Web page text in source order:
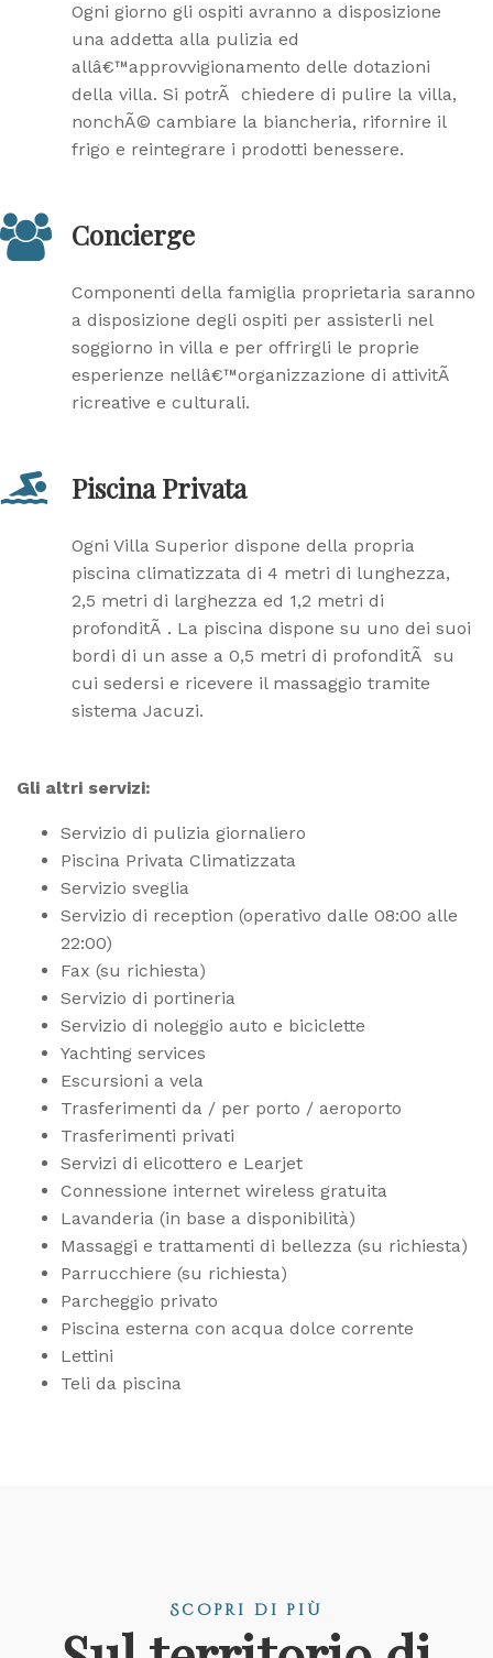
Ogni giorno gli ospiti avranno a disposizione
una addetta alla pulizia ed
allâ€™approvvigionamento delle dotazioni
della villa. Si potrÃ chiedere di pulire la villa,
nonchÃ© cambiare la biancheria, rifornire il
frigo e reintegrare i prodotti benessere.
Concierge
Componenti della famiglia proprietaria saranno
a disposizione degli ospiti per assisterli nel
soggiorno in villa e per offrirgli le proprie
esperienze nellâ€™organizzazione di attivitÃ
ricreative e culturali.
Piscina Privata
Ogni Villa Superior dispone della propria
piscina climatizzata di 4 metri di lunghezza,
2,5 metri di larghezza ed 1,2 metri di
profonditÃ . La piscina dispone su uno dei suoi
bordi di un asse a 0,5 metri di profonditÃ su
cui sedersi e ricevere il massaggio tramite
sistema Jacuzi.
Gli altri servizi:
Servizio di pulizia giornaliero
Piscina Privata Climatizzata
Servizio sveglia
Servizio di reception (operativo dalle 08:00 alle
22:00)
Fax (su richiesta)
Servizio di portineria
Servizio di noleggio auto e biciclette
Yachting services
Escursioni a vela
Trasferimenti da / per porto / aeroporto
Trasferimenti privati
Servizi di elicottero e Learjet
Connessione internet wireless gratuita
Lavanderia (in base a disponibilità)
Massaggi e trattamenti di bellezza (su richiesta)
Parrucchiere (su richiesta)
Parcheggio privato
Piscina esterna con acqua dolce corrente
Lettini
Teli da piscina
Scopri di più